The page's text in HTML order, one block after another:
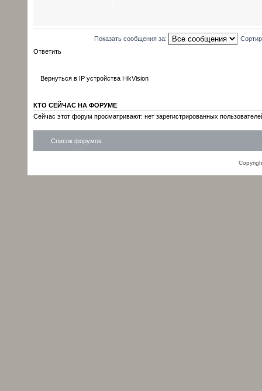
Показать сообщения за:
Ответить
Вернуться в IP устройства HikVision
КТО СЕЙЧАС НА ФОРУМЕ
Сейчас этот форум просматривают: нет зарегистрированных
Список форумов